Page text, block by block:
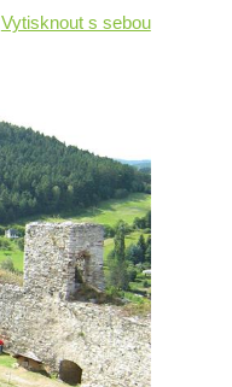
Vytisknout s sebou